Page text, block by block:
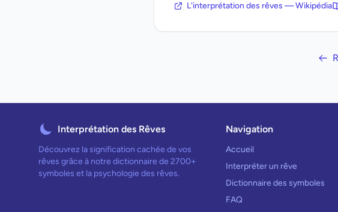
L'interprétation des rêves — Wikipédia
Interprétation des Rêves
Découvrez la signification cachée de vos
rêves grâce à notre dictionnaire de 2700+
symboles et la psychologie des rêves.
Navigation
Accueil
Interpréter un rêve
Dictionnaire des symboles
FAQ